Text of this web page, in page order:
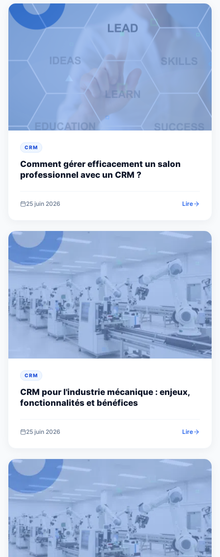
CRM
Comment gérer efficacement un salon
professionnel avec un CRM ?
25 juin 2026 Lire
CRM
CRM pour l'industrie mécanique : enjeux,
fonctionnalités et bénéfices
25 juin 2026 Lire